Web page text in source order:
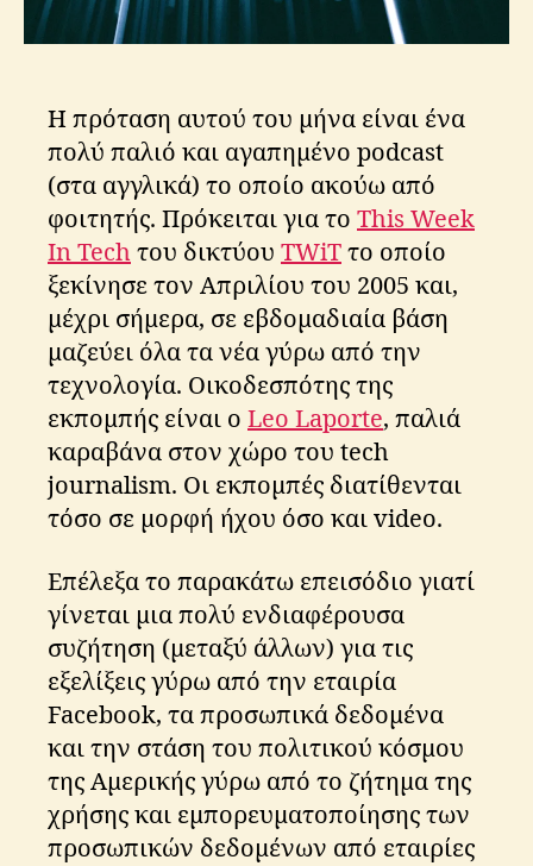
ο
ο
λ
ν
Η πρόταση αυτού του μήνα είναι ένα
πολύ παλιό και αγαπημένο podcast
(στα αγγλικά) το οποίο ακούω από
φοιτητής. Πρόκειται για το This Week
In Tech του δικτύου TWiT το οποίο
ξεκίνησε τον Απριλίου του 2005 και,
μέχρι σήμερα, σε εβδομαδιαία βάση
μαζεύει όλα τα νέα γύρω από την
τεχνολογία. Οικοδεσπότης της
εκπομπής είναι ο Leo Laporte, παλιά
καραβάνα στον χώρο του tech
journalism. Οι εκπομπές διατίθενται
τόσο σε μορφή ήχου όσο και video.
Επέλεξα το παρακάτω επεισόδιο γιατί
γίνεται μια πολύ ενδιαφέρουσα
συζήτηση (μεταξύ άλλων) για τις
εξελίξεις γύρω από την εταιρία
Facebook, τα προσωπικά δεδομένα
και την στάση του πολιτικού κόσμου
της Αμερικής γύρω από το ζήτημα της
χρήσης και εμπορευματοποίησης των
προσωπικών δεδομένων από εταιρίες